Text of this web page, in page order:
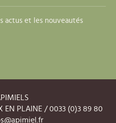
actus et les nouveautés
EN PLAINE / 0033 (0)3 89 80